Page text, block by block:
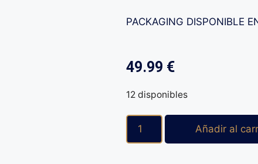
PACKAGING DISPONIBLE
49.99 €
12 disponibles
Añadir al